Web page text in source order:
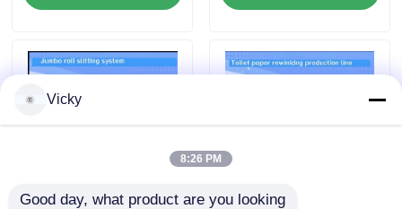
टिशू पेपर उत्पादन लाइन
Vicky
8:26 PM
Good day, what product are you looking